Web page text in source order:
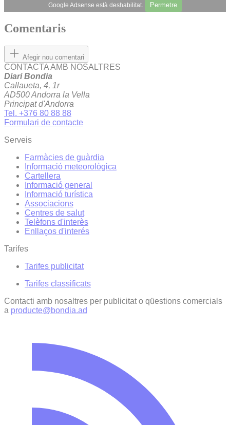
Google Adsense està deshabilitat. Permetre
Comentaris
Afegir nou comentari
CONTACTA AMB NOSALTRES
Diari Bondia
Callaueta, 4, 1r
AD500 Andorra la Vella
Principat d'Andorra
Tel. +376 80 88 88
Formulari de contacte
Serveis
Farmàcies de guàrdia
Informació meteorològica
Cartellera
Informació general
Informació turística
Associacions
Centres de salut
Telèfons d'interès
Enllaços d'interés
Tarifes
Tarifes publicitat
Tarifes classificats
Contacti amb nosaltres per publicitat o qüestions comercials
a producte@bondia.ad